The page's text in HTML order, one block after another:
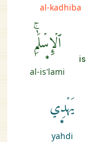
al-kadhiba
ٱلۡإِسۡلَٰمِۚ
*
al-is'lami
يَهۡدِي
*
yahdi